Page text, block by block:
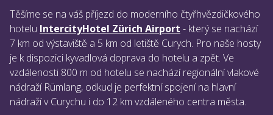
Těšíme se na váš příjezd do moderního čtyřhvězdičkového
hotelu IntercityHotel Zürich Airport - který se nachází
7 km od výstaviště a 5 km od letiště Curych. Pro naše hosty
je k dispozici kyvadlová doprava do hotelu a zpět. Ve
vzdálenosti 800 m od hotelu se nachází regionální vlakové
nádraží Rümlang, odkud je perfektní spojení na hlavní
nádraží v Curychu i do 12 km vzdáleného centra města.